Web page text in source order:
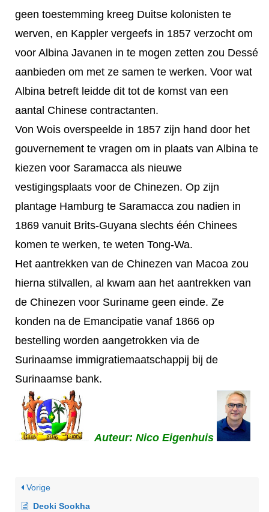
geen toestemming kreeg Duitse kolonisten te
werven, en Kappler vergeefs in 1857 verzocht om
voor Albina Javanen in te mogen zetten zou Dessé
aanbieden om met ze samen te werken. Voor wat
Albina betreft leidde dit tot de komst van een
aantal Chinese contractanten.
Von Wois overspeelde in 1857 zijn hand door het
gouvernement te vragen om in plaats van Albina te
kiezen voor Saramacca als nieuwe
vestigingsplaats voor de Chinezen. Op zijn
plantage Hamburg te Saramacca zou nadien in
1869 vanuit Brits-Guyana slechts één Chinees
komen te werken, te weten Tong-Wa.
Het aantrekken van de Chinezen van Macoa zou
hierna stilvallen, al kwam aan het aantrekken van
de Chinezen voor Suriname geen einde. Ze
konden na de Emancipatie vanaf 1866 op
bestelling worden aangetrokken via de
Surinaamse immigratiemaatschappij bij de
Surinaamse bank.
Auteur: Nico Eigenhuis
Vorige
Deoki Sookha